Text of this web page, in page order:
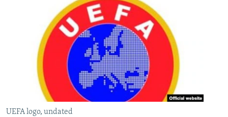
MULTIMEDIA
FOTOQALEREYA
KARIKATURA
RADIO ARXIV
OXU ZALI
AZƏRBAYCAN ƏDƏBIYYATI KITABXANASI
İSLAM VƏ DEMOKRATIYA
HAQQIMIZDA
PEŞƏ ETIKASI VƏ JURNALISTIKA STANDARTLARIMIZ
UEFA logo, undated